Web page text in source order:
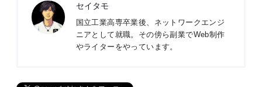
セイタモ
国立工業高専卒業後、ネットワークエンジ
ニアとして就職。その傍ら副業でWeb制作
やライターをやっています。